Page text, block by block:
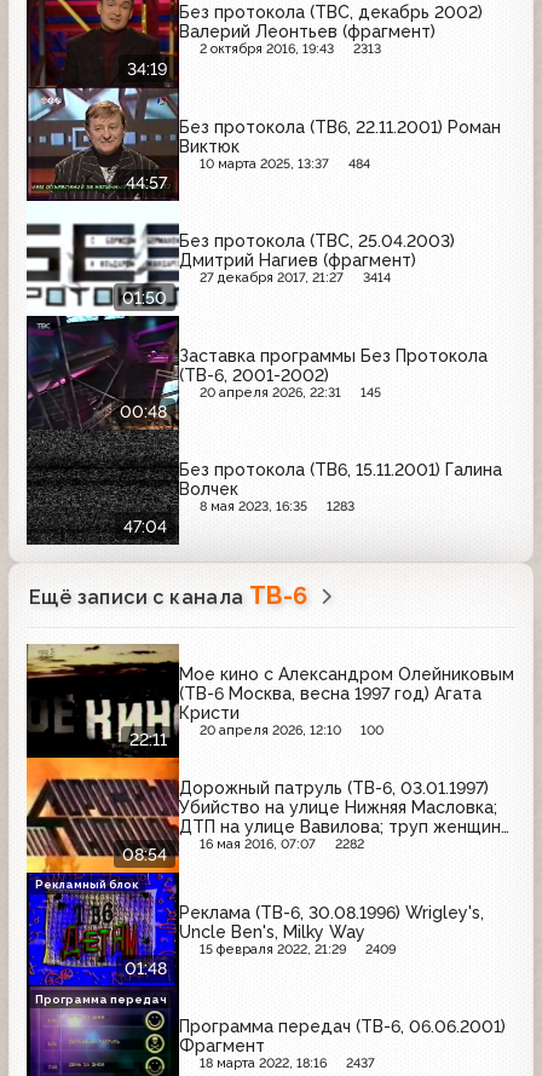
34:19
Без протокола (ТВС, декабрь 2002)
Валерий Леонтьев (фрагмент)
2 октября 2016, 19:43 2313
44:57
Без протокола (ТВ6, 22.11.2001) Роман
Виктюк
10 марта 2025, 13:37 484
01:50
Без протокола (ТВС, 25.04.2003)
Дмитрий Нагиев (фрагмент)
27 декабря 2017, 21:27 3414
00:48
Заставка программы Без Протокола
(ТВ-6, 2001-2002)
20 апреля 2026, 22:31 145
47:04
Без протокола (ТВ6, 15.11.2001) Галина
Волчек
8 мая 2023, 16:35 1283
Ещё записи с канала ТВ-6
22:11
Мое кино с Александром Олейниковым
(ТВ-6 Москва, весна 1997 год) Агата
Кристи
20 апреля 2026, 12:10 100
08:54
Дорожный патруль (ТВ-6, 03.01.1997)
Убийство на улице Нижняя Масловка;
ДТП на улице Вавилова; труп женщины
в 1-м Боткинском проезде
16 мая 2016, 07:07 2282
01:48
Реклама (ТВ-6, 30.08.1996) Wrigley's,
Uncle Ben's, Milky Way
15 февраля 2022, 21:29 2409
Рекламный блок
Программа передач (ТВ-6, 06.06.2001)
Фрагмент
18 марта 2022, 18:16 2437
Программа передач